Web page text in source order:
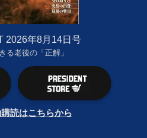
2026年8月14日号
る老後の「正解」
読はこちらから